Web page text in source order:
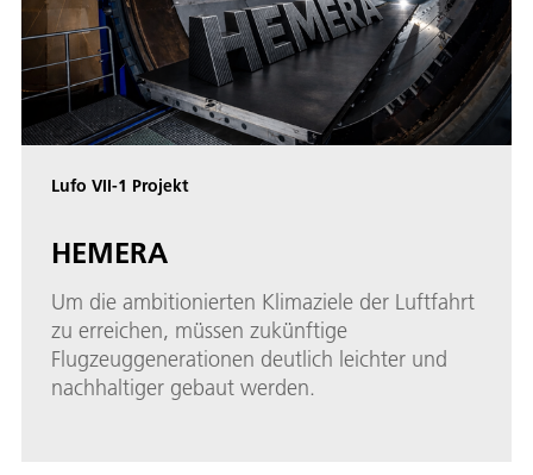
Lufo VII-1 Projekt
HEMERA
Um die ambitionierten Klimaziele der Luftfahrt
zu erreichen, müssen zukünftige
Flugzeuggenerationen deutlich leichter und
nachhaltiger gebaut werden.